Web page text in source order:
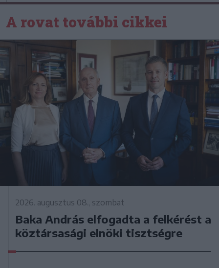
A rovat további cikkei
2026. augusztus 08., szombat
Baka András elfogadta a felkérést a
köztársasági elnöki tisztségre